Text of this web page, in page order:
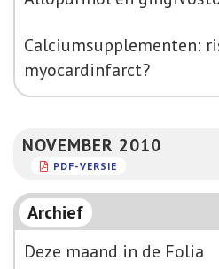
Calciumsupplementen:
myocardinfarct?
NOVEMBER 2010
PDF-VERSIE
Archief
Deze maand in de Folia